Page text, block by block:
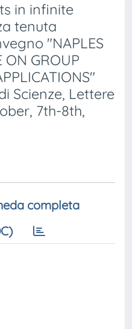
in infinite
tenuta
"NAPLES
ON GROUP
Scienze, Lettere
7th-8th,
completa